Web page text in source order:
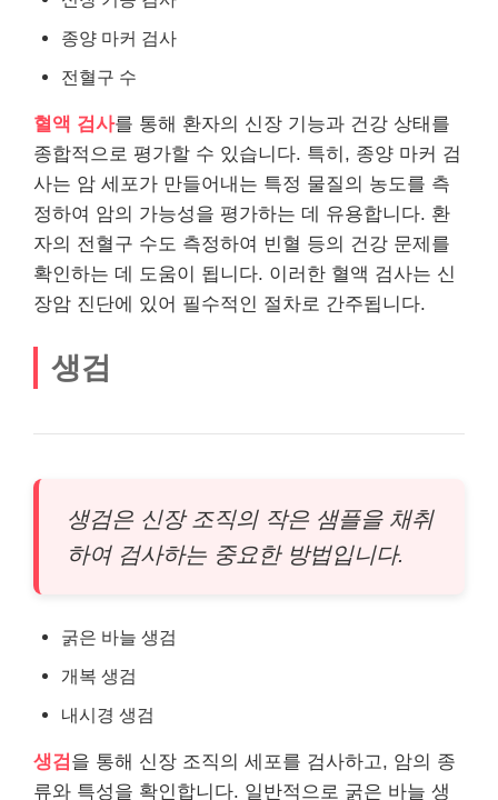
종양 마커 검사
전혈구 수
혈액 검사를 통해 환자의 신장 기능과 건강 상태를
종합적으로 평가할 수 있습니다. 특히, 종양 마커 검
사는 암 세포가 만들어내는 특정 물질의 농도를 측
정하여 암의 가능성을 평가하는 데 유용합니다. 환
자의 전혈구 수도 측정하여 빈혈 등의 건강 문제를
확인하는 데 도움이 됩니다. 이러한 혈액 검사는 신
장암 진단에 있어 필수적인 절차로 간주됩니다.
생검
생검은 신장 조직의 작은 샘플을 채취
하여 검사하는 중요한 방법입니다.
굵은 바늘 생검
개복 생검
내시경 생검
생검 을 통해 신장 조직의 세포를 검사하고, 암의 종
류와 특성을 확인합니다. 일반적으로 굵은 바늘 생